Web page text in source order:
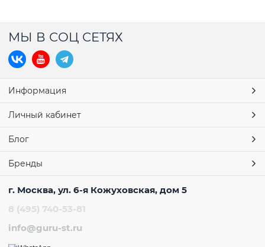
МЫ В СОЦ СЕТЯХ
Информация
Личный кабинет
Блог
Бренды
г. Москва, ул. 6-я Кожуховская, дом 5
8 (495) 740-53-81
info@guru-st.ru